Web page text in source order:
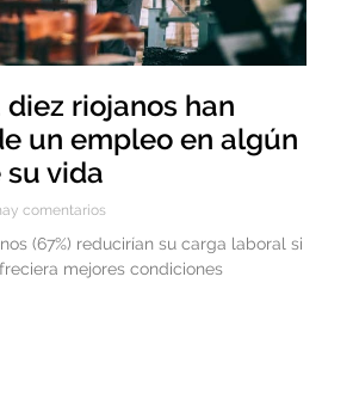
riojanos han
un empleo en algún
vida
comentarios
(67%) reducirían su carga laboral si
mejores condiciones